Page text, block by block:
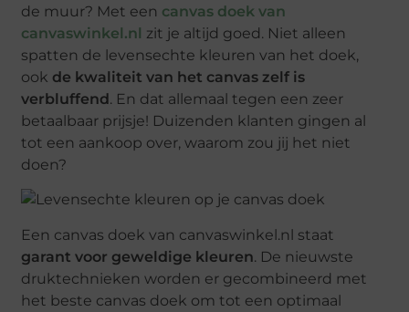
de muur? Met een canvas doek van
canvaswinkel.nl zit je altijd goed. Niet alleen
spatten de levensechte kleuren van het doek,
ook de kwaliteit van het canvas zelf is
verbluffend. En dat allemaal tegen een zeer
betaalbaar prijsje! Duizenden klanten gingen al
tot een aankoop over, waarom zou jij het niet
doen?
Een canvas doek van canvaswinkel.nl staat
garant voor geweldige kleuren. De nieuwste
druktechnieken worden er gecombineerd met
het beste canvas doek om tot een optimaal